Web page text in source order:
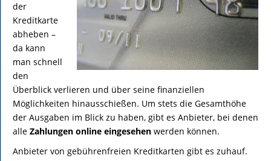
der
Kreditkarte
abheben –
da kann
man schnell
den
Überblick verlieren und über seine finanziellen
Möglichkeiten hinausschießen. Um stets die Gesamthöhe
der Ausgaben im Blick zu haben, gibt es Anbieter, bei denen
alle Zahlungen online eingesehen werden können.
Anbieter von gebührenfreien Kreditkarten gibt es zuhauf.